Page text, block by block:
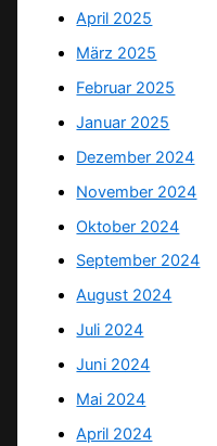
April 2025
März 2025
Februar 2025
Januar 2025
Dezember 2024
November 2024
Oktober 2024
September 2024
August 2024
Juli 2024
Juni 2024
Mai 2024
April 2024